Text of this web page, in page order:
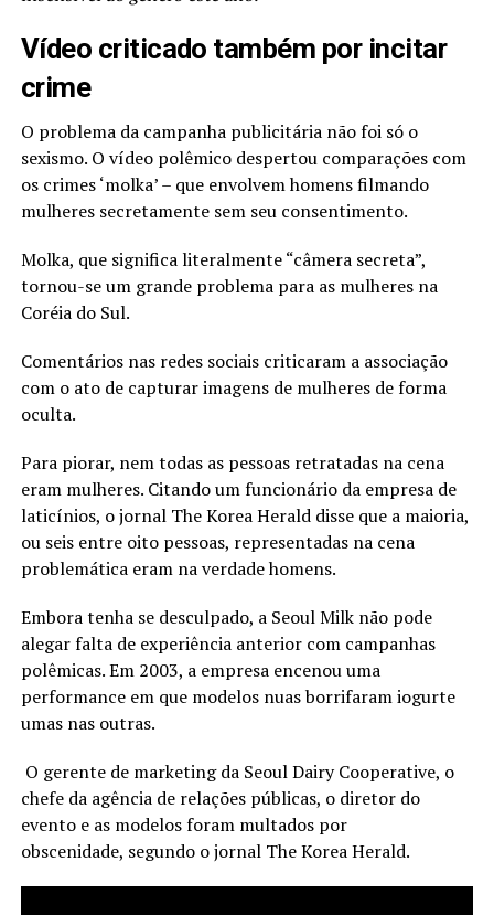
Vídeo criticado também por incitar
crime
O problema da campanha publicitária não foi só o
sexismo. O vídeo polêmico despertou comparações com
os crimes ‘molka’ – que envolvem homens filmando
mulheres secretamente sem seu consentimento.
Molka, que significa literalmente “câmera secreta”,
tornou-se um grande problema para as mulheres na
Coréia do Sul.
Comentários nas redes sociais criticaram a associação
com o ato de capturar imagens de mulheres de forma
oculta.
Para piorar, nem todas as pessoas retratadas na cena
eram mulheres. Citando um funcionário da empresa de
laticínios, o jornal The Korea Herald disse que a maioria,
ou seis entre oito pessoas, representadas na cena
problemática eram na verdade homens.
Embora tenha se desculpado, a Seoul Milk não pode
alegar falta de experiência anterior com campanhas
polêmicas. Em 2003, a empresa encenou uma
performance em que modelos nuas borrifaram iogurte
umas nas outras.
O gerente de marketing da Seoul Dairy Cooperative, o
chefe da agência de relações públicas, o diretor do
evento e as modelos foram multados por
obscenidade, segundo o jornal The Korea Herald.